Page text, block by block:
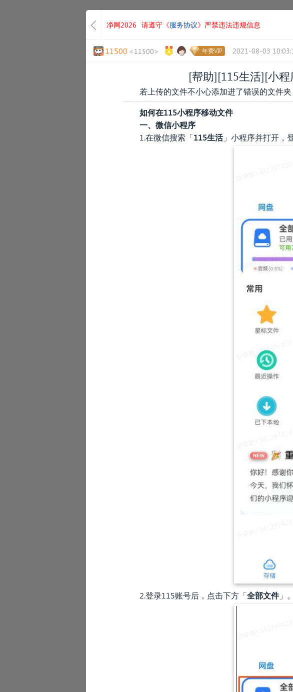
净网2026 请遵守《服务协议》严禁违法违规信息
11500 <11500> 年费VIP 2021-08-03
[帮助][115生活][小
若上传的文件不小心添加进了错误的文件
如何在115小程序移动文件
一、微信小程序
1.在微信搜索「115生活」小程序并打开，
2.登录115账号后，点击下方「全部文件」。